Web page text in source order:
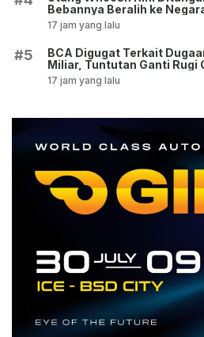
Bebannya Beralih ke
17 jam yang lalu
#5
BCA Digugat Terkait
Miliar, Tuntutan Ganti Rugi
17 jam yang lalu